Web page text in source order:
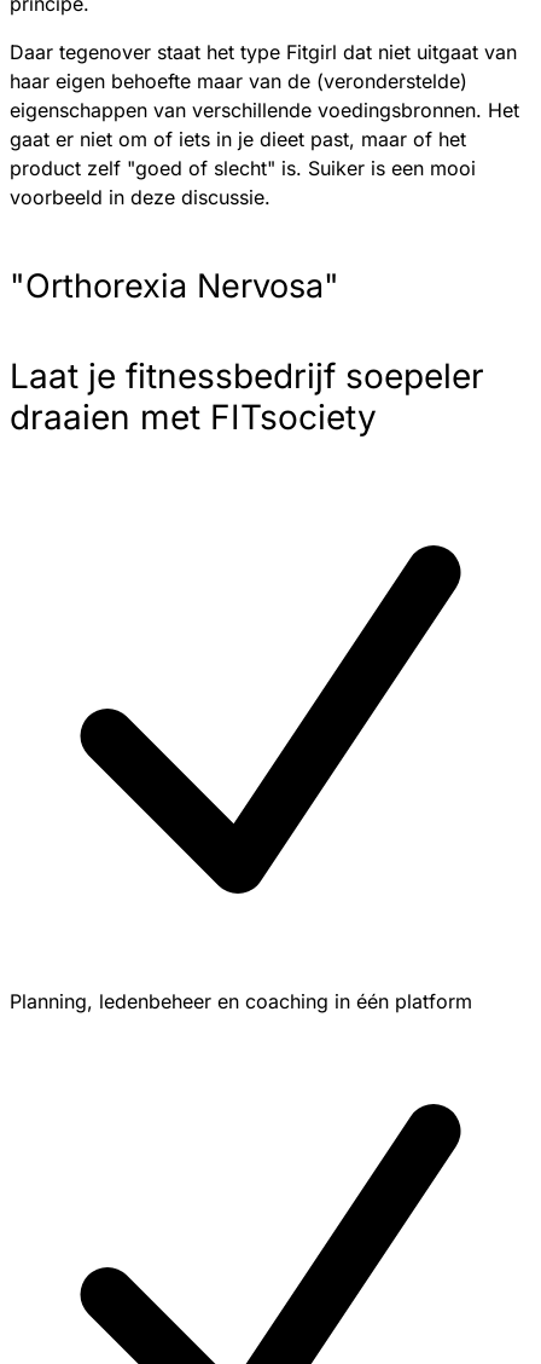
Daar tegenover staat het type Fitgirl dat niet uitgaat van
haar eigen behoefte maar van de (veronderstelde)
eigenschappen van verschillende voedingsbronnen. Het
gaat er niet om of iets in je dieet past, maar of het
product zelf "goed of slecht" is. Suiker is een mooi
voorbeeld in deze discussie.
"Orthorexia Nervosa"
Laat je fitnessbedrijf soepeler
draaien met FITsociety
Planning, ledenbeheer en coaching in één platform